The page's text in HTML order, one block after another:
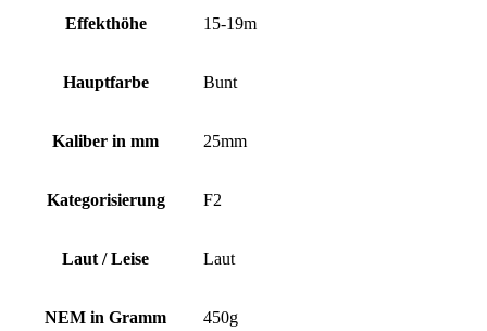
Effekthöhe 15-19m
Hauptfarbe Bunt
Kaliber in mm 25mm
Kategorisierung F2
Laut / Leise Laut
NEM in Gramm 450g